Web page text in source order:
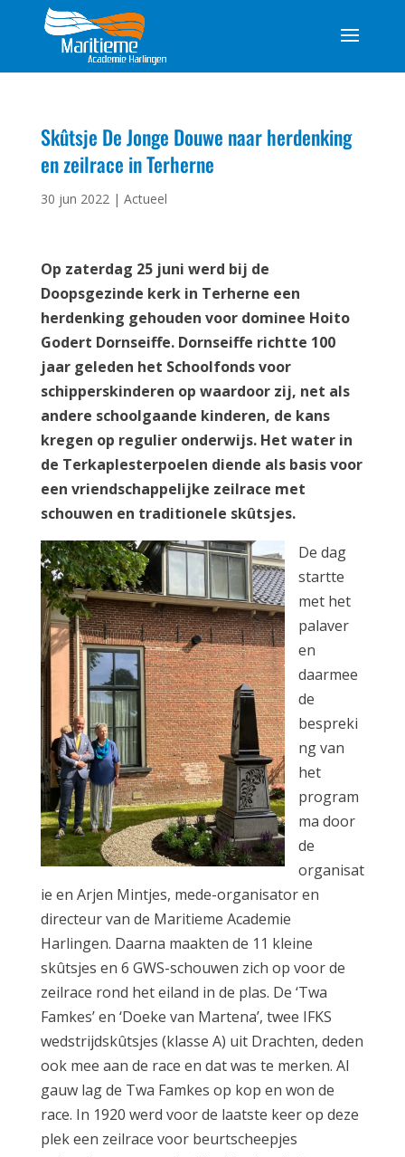
Skûtsje De Jonge Douwe naar herdenking
en zeilrace in Terherne
30 jun 2022| Actueel
Op zaterdag 25 juni werd bij de
Doopsgezinde kerk in Terherne een
herdenking gehouden voor dominee Hoito
Godert Dornseiffe. Dornseiffe richtte 100
jaar geleden het Schoolfonds voor
schipperskinderen op waardoor zij, net als
andere schoolgaande kinderen, de kans
kregen op regulier onderwijs. Het water in
de Terkaplesterpoelen diende als basis voor
een vriendschappelijke zeilrace met
schouwen en traditionele skûtsjes.
De dag
startte
met het
palaver
en
daarmee
de
bespreki
ng van
het
program
ma door
de
organisat
ie en Arjen Mintjes, mede-organisator en
directeur van de Maritieme Academie
Harlingen. Daarna maakten de 11 kleine
skûtsjes en 6 GWS-schouwen zich op voor de
zeilrace rond het eiland in de plas. De ‘Twa
Famkes’ en ‘Doeke van Martena’, twee IFKS
wedstrijdskûtsjes (klasse A) uit Drachten, deden
ook mee aan de race en dat was te merken. Al
gauw lag de Twa Famkes op kop en won de
race. In 1920 werd voor de laatste keer op deze
plek een zeilrace voor beurtscheepjes